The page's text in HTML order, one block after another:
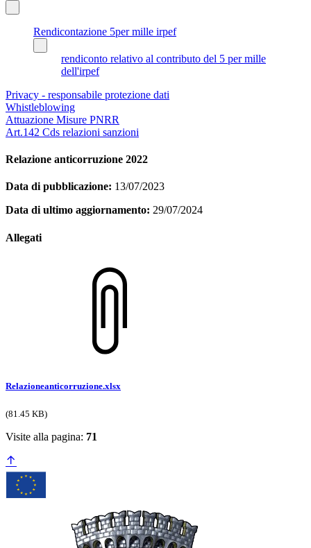
Rendicontazione 5per mille irpef
rendiconto relativo al contributo del 5 per mille
dell'irpef
Privacy - responsabile protezione dati
Whistleblowing
Attuazione Misure PNRR
Art.142 Cds relazioni sanzioni
Relazione anticorruzione 2022
Data di pubblicazione: 13/07/2023
Data di ultimo aggiornamento: 29/07/2024
Allegati
Relazioneanticorruzione.xlsx
(81.45 KB)
Visite alla pagina: 71